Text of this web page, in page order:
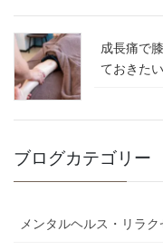
成長痛で
ておきた
ブログカテゴリー
メンタルヘルス・リラ